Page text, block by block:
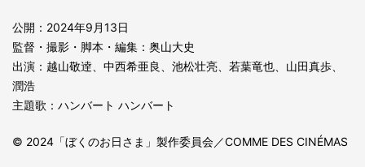
公開：2024年9月13日
監督・撮影・脚本・編集：奥⼭⼤史
出演：越山敬逹、中西希亜良、池松壮亮、若葉竜也、山田真歩、
潤浩
主題歌：ハンバート ハンバート
© 2024「ぼくのお⽇さま」製作委員会／COMME DES CINÉMAS